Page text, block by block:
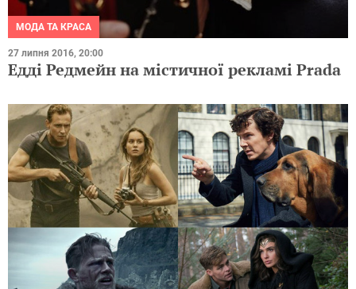
МОДА ТА КРАСА
27 липня 2016, 20:00
Едді Редмейн на містичної рекламі Prada